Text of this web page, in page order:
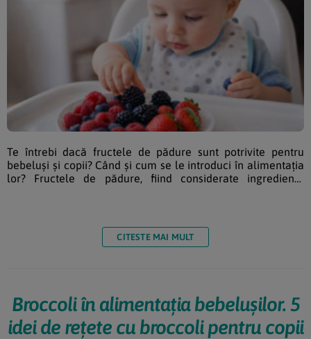
Te întrebi dacă fructele de pădure sunt potrivite pentru
bebeluși și copii? Când și cum se le introduci în alimentația
lor? Fructele de pădure, fiind considerate ingrediente
merit un topic exclusiv. Materialul de față, separat de restul
celor cu sugestii de rețete clasificate […]
CITESTE MAI MULT
Broccoli în alimentația bebelușilor. 5
idei de rețete cu broccoli pentru copii